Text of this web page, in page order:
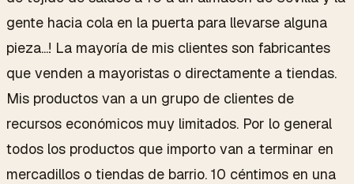
gente hacia cola en la puerta para llevarse alguna
pieza...! La mayoría de mis clientes son fabricantes
que venden a mayoristas o directamente a tiendas.
Mis productos van a un grupo de clientes de
recursos económicos muy limitados. Por lo general
todos los productos que importo van a terminar en
mercadillos o tiendas de barrio. 10 céntimos en una